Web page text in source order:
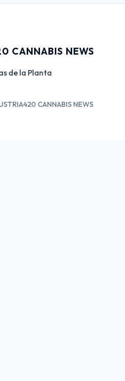
CANNABIS NEWS
de la Planta
CANNABIS NEWS